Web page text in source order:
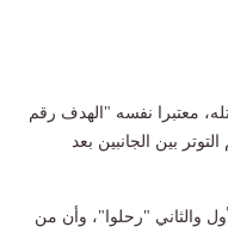
معتبرا نفسه "الهدف رقم
بين الجانبين بعد
والثاني "رحلوا"، وأن من